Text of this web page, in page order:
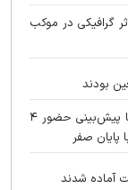
گرافیکی در موکب
از دیدار تولیت آستان قدس با سفیر عراق در ایران تا پیش‌بینی حضور ۴
صفر